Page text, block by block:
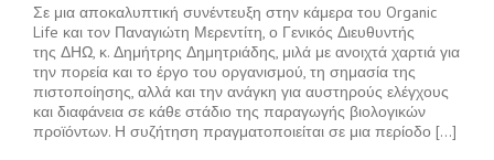
Σε μια αποκαλυπτική συνέντευξη στην κάμερα του Organic
Life και τον Παναγιώτη Μερεντίτη, ο Γενικός Διευθυντής
της ΔΗΩ, κ. Δημήτρης Δημητριάδης, μιλά με ανοιχτά χαρτιά για
την πορεία και το έργο του οργανισμού, τη σημασία της
πιστοποίησης, αλλά και την ανάγκη για αυστηρούς ελέγχους
και διαφάνεια σε κάθε στάδιο της παραγωγής βιολογικών
προϊόντων. Η συζήτηση πραγματοποιείται σε μια περίοδο [...]